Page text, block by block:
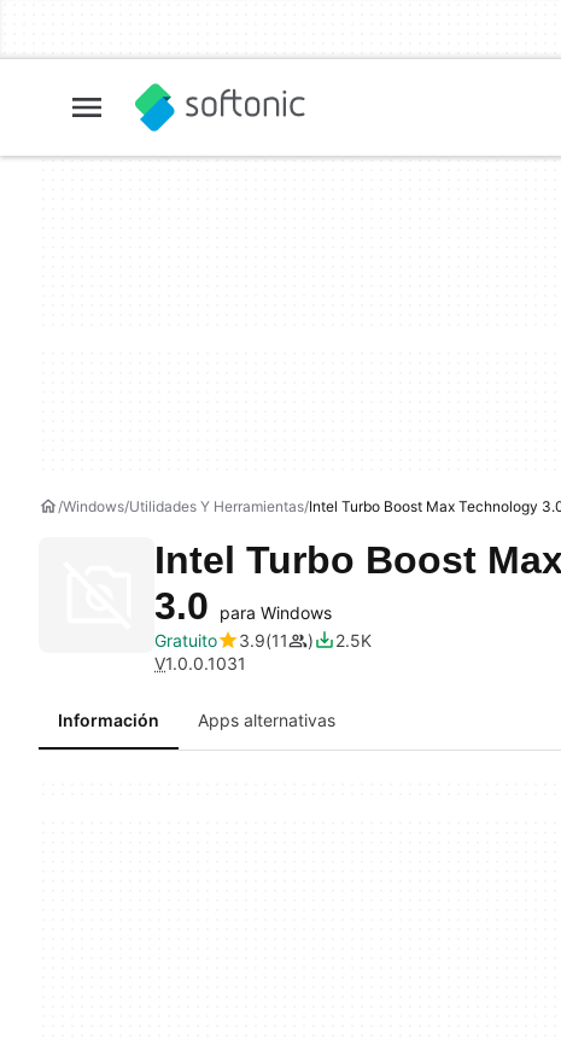
Windows Utilidades Y Herramientas Intel Turbo Boost Max Technology
Intel Turbo Boost
3.0
para Windows
Gratuito
3.9 11
2.5K
V1.0.0.1031
Información Apps alternativas